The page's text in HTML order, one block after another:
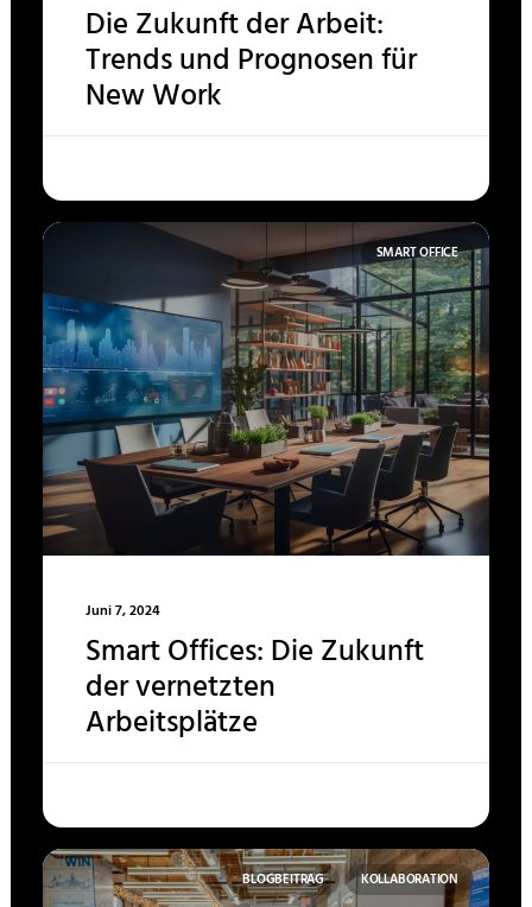
Die Zukunft der Arbeit:
Trends und Prognosen für
New Work
SMART OFFICE
Juni 7, 2024
Smart Offices: Die Zukunft
der vernetzten
Arbeitsplätze
BLOGBEITRAG KOLLABORATION